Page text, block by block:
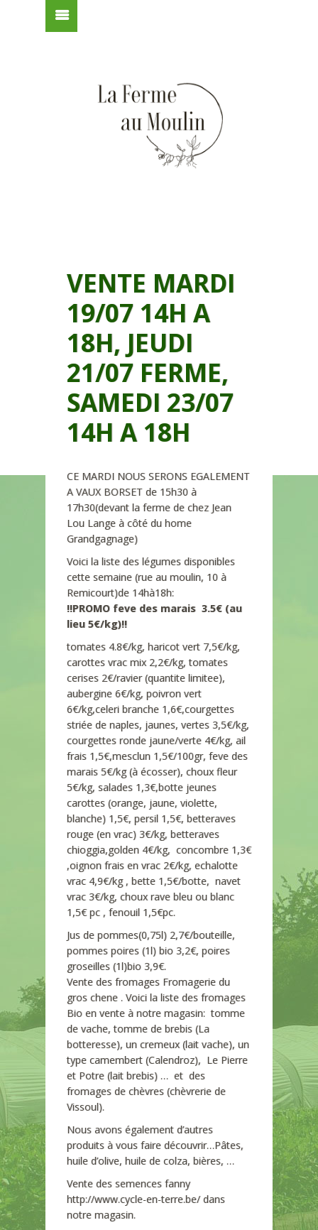
VENTE MARDI
19/07 14H A
18H, JEUDI
21/07 FERME,
SAMEDI 23/07
14H A 18H
CE MARDI NOUS SERONS EGALEMENT
A VAUX BORSET de 15h30 à
17h30(devant la ferme de chez Jean
Lou Lange à côté du home
Grandgagnage)
Voici la liste des légumes disponibles
cette semaine (rue au moulin, 10 à
Remicourt)de 14hà18h:
!!PROMO feve des marais 3.5€ (au
lieu 5€/kg)!!
tomates 4.8€/kg, haricot vert 7,5€/kg,
carottes vrac mix 2,2€/kg, tomates
cerises 2€/ravier (quantite limitee),
aubergine 6€/kg, poivron vert
6€/kg,celeri branche 1,6€,courgettes
striée de naples, jaunes, vertes 3,5€/kg,
courgettes ronde jaune/verte 4€/kg, ail
frais 1,5€,mesclun 1,5€/100gr, feve des
marais 5€/kg (à écosser), choux fleur
5€/kg, salades 1,3€,botte jeunes
carottes (orange, jaune, violette,
blanche) 1,5€, persil 1,5€, betteraves
rouge (en vrac) 3€/kg, betteraves
chioggia,golden 4€/kg, concombre 1,3€
,oignon frais en vrac 2€/kg, echalotte
vrac 4,9€/kg , bette 1,5€/botte, navet
vrac 3€/kg, choux rave bleu ou blanc
1,5€ pc , fenouil 1,5€pc.
Jus de pommes(0,75l) 2,7€/bouteille,
pommes poires (1l) bio 3,2€, poires
groseilles (1l)bio 3,9€.
Vente des fromages Fromagerie du
gros chene . Voici la liste des fromages
Bio en vente à notre magasin: tomme
de vache, tomme de brebis (La
botteresse), un cremeux (lait vache), un
type camembert (Calendroz), Le Pierre
et Potre (lait brebis) … et des
fromages de chèvres (chèvrerie de
Vissoul).
Nous avons également d’autres
produits à vous faire découvrir…Pâtes,
huile d’olive, huile de colza, bières, …
Vente des semences fanny
http://www.cycle-en-terre.be/ dans
notre magasin.